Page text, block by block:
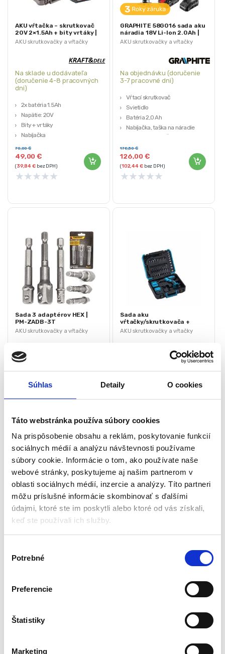
Súhlas Detaily O cookies
Táto webstránka používa súbory cookies
Na prispôsobenie obsahu a reklám, poskytovanie funkcií
sociálnych médií a analýzu návštevnosti používame
súbory cookie. Informácie o tom, ako používate naše
webové stránky, poskytujeme aj našim partnerom v
oblasti sociálnych médií, inzercie a analýzy. Títo partneri
môžu príslušné informácie skombinovať s ďalšími
údajmi, ktoré ste im poskytli alebo ktoré od vás získali,
keď ste používali ich služby.
Potrebné
Preferencie
Štatistiky
Marketing
AKU skrutkovačky a vŕtačky
AKU vŕtačka – skrutkovač
20V 2×1.5Ah + bity vrtáky |
KD3067
Na sklade u dodávateľa
(doručenie 4-8 pracovných
dni)
2x batéria 1.5Ah
Napätie: 20V
Bity + vrtáky
Nabíjačka
49,00€
70,00€
(39,84€bez DPH)
★★★★★
AKU skrutkovačky a vŕtačky
GRAPHITE 58G016 sada aku
náradia 18V Li-Ion 2.0Ah |
ENERGY+
Na objednávku (doručenie
3-7 pracovné dni)
Vŕtací skrutkovač
Svietidlo
Batéria 2,0 Ah
Nabíjačka, taška na náradie
126,00€
178,50€
(102,44€bez DPH)
★★★★★
AKU skrutkovačky a vŕtačky
Sada 3 adaptérov HEX |
PM-ZADB-3T
Na objednávku (doručenie
3-7 pracovné dni)
Materiál: oceľ
3,00€
11,55€
★★★★★
AKU skrutkovačky a vŕtačky
Sada aku
vŕtačky/skrutkovača +
príslušenstvo, 21V, 2Ah |
Na sklade u dodávateľa
(doručenie 4-8 pracovných
Hmotnosť: 6,4 kg
Značka: KRAFT&DELE
48,00 €
60,00 €
★ ★★★★
AKU skrutkovačky a vŕtačky
58G022-SET2
Na objednávku (doručenie
AKU skrutkovačky a vŕtačky
príslušenstvo, 18V, 1,5Ah |
Na sklade u dodávateľa